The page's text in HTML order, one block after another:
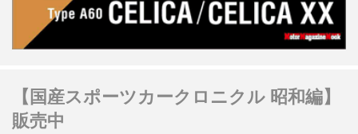
【国産スポーツカークロニクル 昭和編】
販売中